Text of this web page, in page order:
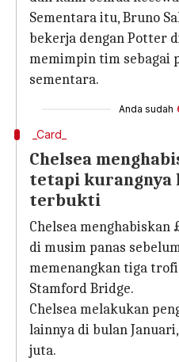
Sementara itu, Bruno
bekerja dengan Potter
memimpin tim sebagai
sementara.
Anda sudah
_Card_
Chelsea
tetapi kurangnya
terbukti
Chelsea
di musim panas
memenangkan tiga
Stamford Bridge.
Chelsea melakukan
lainnya di bulan
juta.